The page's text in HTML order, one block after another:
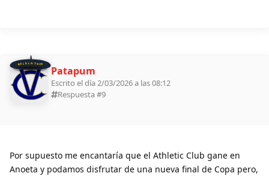
BOLILLA 2026 Patapum
Escrito el día 2/03/2026 a las 08:12
Respuesta #9
Por supuesto me encantaría que el Athletic Club gane en
Anoeta y podamos disfrutar de una nueva final de Copa pero,